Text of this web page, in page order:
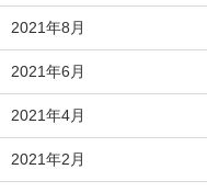
2021年8月
2021年6月
2021年4月
2021年2月